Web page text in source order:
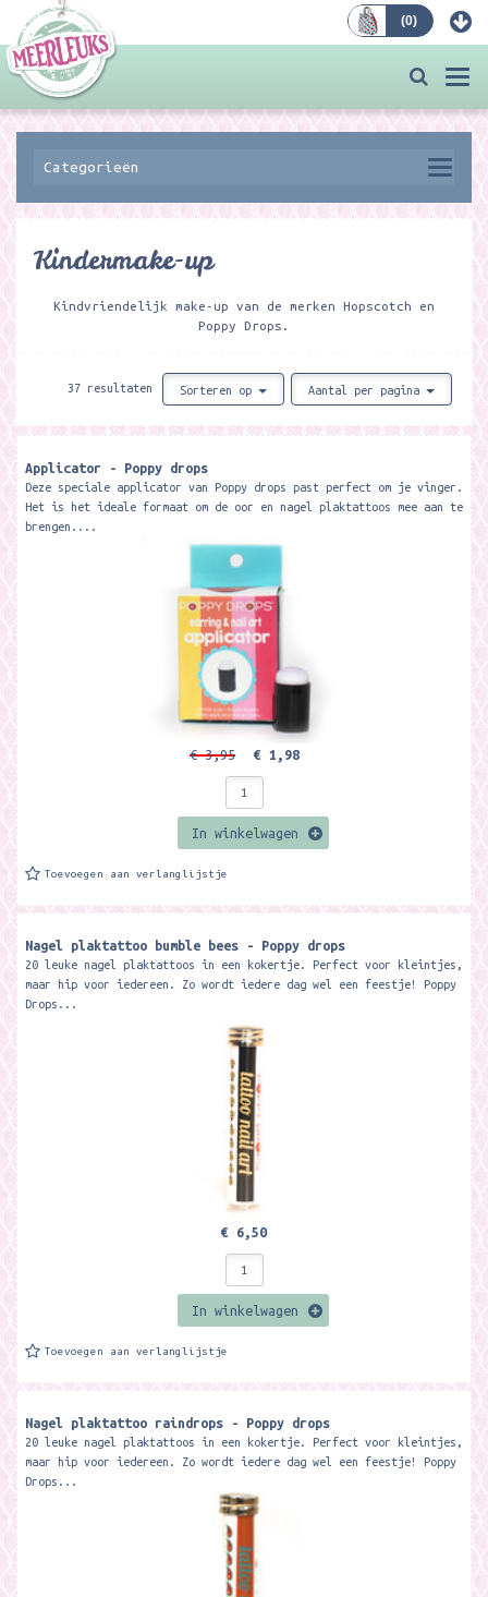
(0)
Categorieën
Kindermake-up
Kindvriendelijk make-up van de merken Hopscotch en
Poppy Drops.
37 resultaten Sorteren op Aantal per pagina
Applicator - Poppy drops
Deze speciale applicator van Poppy drops past perfect om je vinger.
Het is het ideale formaat om de oor en nagel plaktattoos mee aan te
brengen....
€ 3,95 € 1,98
In winkelwagen
Toevoegen aan verlanglijstje
Nagel plaktattoo bumble bees - Poppy drops
20 leuke nagel plaktattoos in een kokertje. Perfect voor kleintjes,
maar hip voor iedereen. Zo wordt iedere dag wel een feestje! Poppy
Drops...
€ 6,50
In winkelwagen
Toevoegen aan verlanglijstje
Nagel plaktattoo raindrops - Poppy drops
20 leuke nagel plaktattoos in een kokertje. Perfect voor kleintjes,
maar hip voor iedereen. Zo wordt iedere dag wel een feestje! Poppy
Drops...